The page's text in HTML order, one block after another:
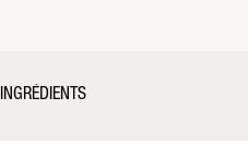
INGRÉDIENTS